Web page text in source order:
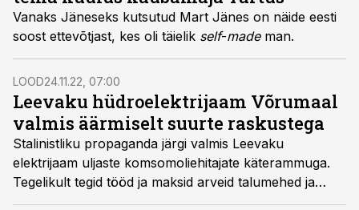
Vanaks Jäneseks kutsutud Mart Jänes on näide eesti
soost ettevõtjast, kes oli täielik self-made man.
LOOD24.11.22, 07:00
Leevaku hüdroelektrijaam Võrumaal
valmis äärmiselt suurte raskustega
Stalinistliku propaganda järgi valmis Leevaku
elektrijaam uljaste komsomoliehitajate käterammuga.
Tegelikult tegid tööd ja maksid arveid talumehed ja
kommunistlikud noored pigem segasid.